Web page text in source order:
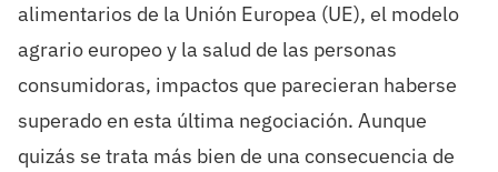
alimentarios de la Unión Europea (UE), el modelo
agrario europeo y la salud de las personas
consumidoras, impactos que parecieran haberse
superado en esta última negociación. Aunque
quizás se trata más bien de una consecuencia de